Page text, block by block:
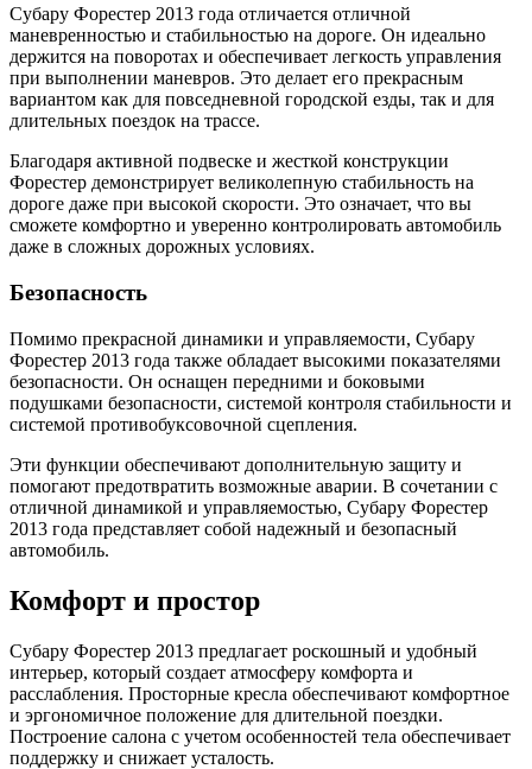
Субару Форестер 2013 года отличается отличной
маневренностью и стабильностью на дороге. Он идеально
держится на поворотах и обеспечивает легкость управления
при выполнении маневров. Это делает его прекрасным
вариантом как для повседневной городской езды, так и для
длительных поездок на трассе.
Благодаря активной подвеске и жесткой конструкции
Форестер демонстрирует великолепную стабильность на
дороге даже при высокой скорости. Это означает, что вы
сможете комфортно и уверенно контролировать автомобиль
даже в сложных дорожных условиях.
Безопасность
Помимо прекрасной динамики и управляемости, Субару
Форестер 2013 года также обладает высокими показателями
безопасности. Он оснащен передними и боковыми
подушками безопасности, системой контроля стабильности и
системой противобуксовочной сцепления.
Эти функции обеспечивают дополнительную защиту и
помогают предотвратить возможные аварии. В сочетании с
отличной динамикой и управляемостью, Субару Форестер
2013 года представляет собой надежный и безопасный
автомобиль.
Комфорт и простор
Субару Форестер 2013 предлагает роскошный и удобный
интерьер, который создает атмосферу комфорта и
расслабления. Просторные кресла обеспечивают комфортное
и эргономичное положение для длительной поездки.
Построение салона с учетом особенностей тела обеспечивает
поддержку и снижает усталость.